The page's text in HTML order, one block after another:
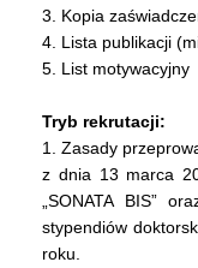
3. Kopia
4. Lista publikacji
5. List motywacyjny
Tryb rekrutacji:
1. Zasady
z dnia 13 marca
„SONATA BIS”
stypendiów
roku.